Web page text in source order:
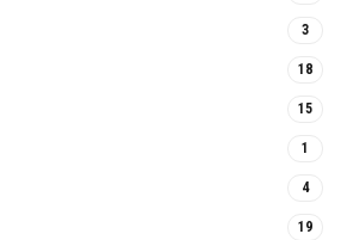
3
18
15
1
4
19